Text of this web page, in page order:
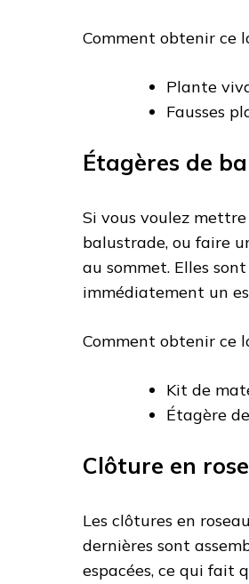
Comment obtenir ce
Plante
Fausses
Étagères de
Si vous voulez
balustrade, ou faire
au sommet. Elles
immédiatement un
Comment obtenir ce
Kit de
Étagère
Clôture en
Les clôtures en
dernières sont
espacées, ce qui fait